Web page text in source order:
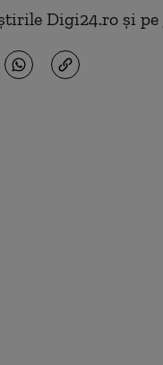
Digi24.ro și pe